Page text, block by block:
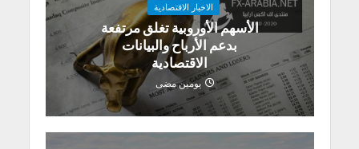
الاخبار الاقتصادية
الأسهم الأوروبية تغلق مرتفعة
بدعم الأرباح والبيانات
الاقتصادية
يومين مضى